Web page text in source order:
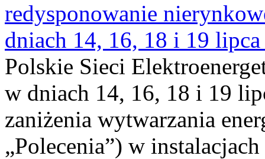
redysponowanie
dniach 14, 16, 18 i 19
Polskie Sieci
w dniach 14, 16, 18 i 19
zaniżenia wytwarzania
„Polecenia”) w